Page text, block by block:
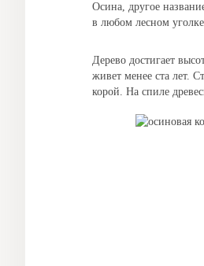
Осина, другое
в любом лесном
Дерево достигает
живет менее ста лет.
корой. На спиле